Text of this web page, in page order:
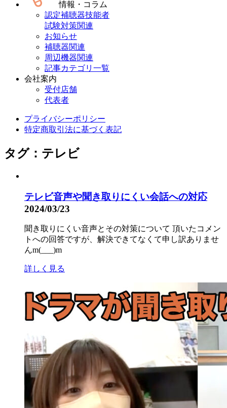
情報・コラム
認定補聴器技能者
試験対策関連
お知らせ
補聴器関連
周辺機器関連
記事カテゴリ一覧
会社案内
受付店舗
代表者
プライバシーポリシー
特定商取引法に基づく表記
タグ：テレビ
テレビ音声や聞き取りにくい会話への対応
2024/03/23
聞き取りにくい音声とその対策について 頂いたコメン
トへの回答ですが、解決できてなくて申し訳ありませ
んm(___)m
詳しく見る